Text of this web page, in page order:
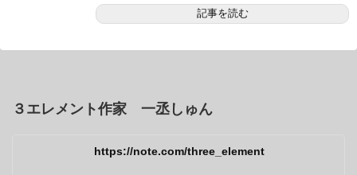
記事を読む
３エレメント作家 一丞しゅん
https://note.com/three_element